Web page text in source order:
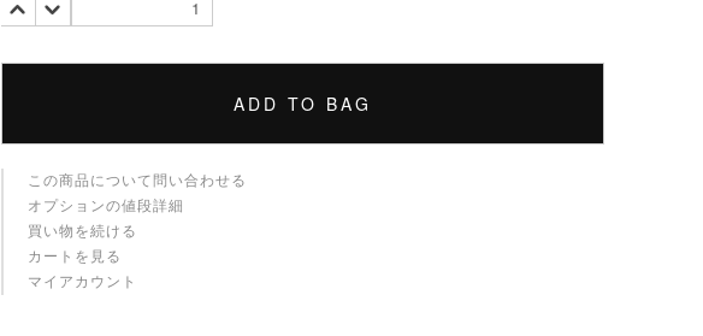
ADD TO BAG
この商品について問い合わせる
オプションの値段詳細
買い物を続ける
カートを見る
マイアカウント